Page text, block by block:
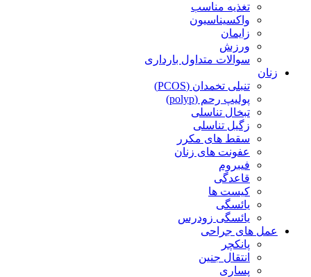
تغذیه مناسب
واکسیناسیون
زایمان
ورزش
سوالات متداول بارداری
زنان
تنبلی تخمدان (PCOS)
پولیپ رحم (polyp)
تبخال تناسلی
زگیل تناسلی
سقط های مکرر
عفونت های زنان
فیبروم
قاعدگی
کیست ها
یائسگی
یائسگی زودرس
عمل های جراحی
پانکچر
انتقال جنین
پساری